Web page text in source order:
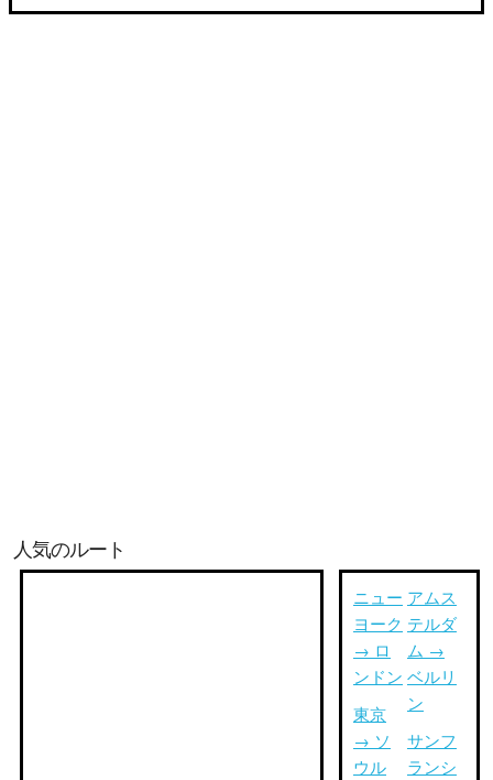
人気のルート
ニュー
ヨーク
→ ロ
ンドン
東京
→ ソ
ウル
アムス
テルダ
ム →
ベルリ
ン
サンフ
ランシ